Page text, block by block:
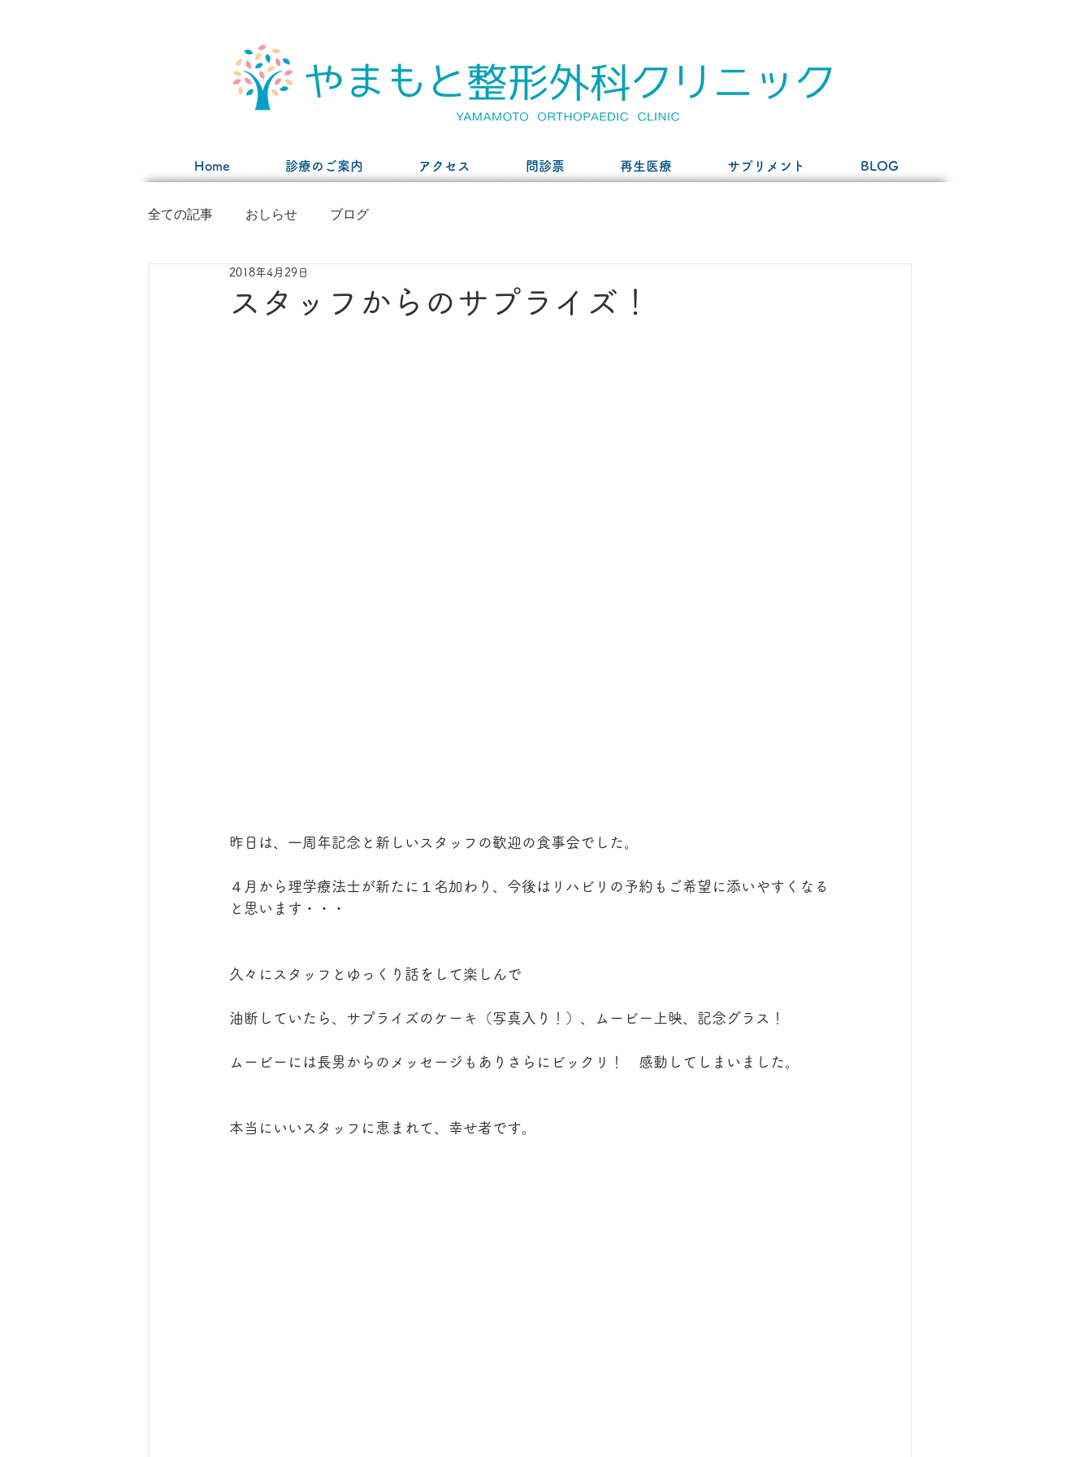
全ての記事 おしらせ ブログ
スタッフからのサプライズ！
2018年4月29日
昨日は、一周年記念と新しいスタッフの歓迎の食事会でした。
４月から理学療法士が新たに１名加わり、今後はリハビリの予約もご希望に添いやすくなる
と思います・・・
久々にスタッフとゆっくり話をして楽しんで
油断していたら、サプライズのケーキ（写真入り！）、ムービー上映、記念グラス！
ムービーには長男からのメッセージもありさらにビックリ！　感動してしまいました。
本当にいいスタッフに恵まれて、幸せ者です。
Home 診療のご案内 アクセス 問診票 再生医療 サプリメント BLOG